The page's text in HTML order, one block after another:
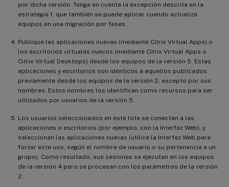
por dicha versión. Tenga en cuenta la excepción descrita en la
estrategia 1, que también se puede aplicar cuando actualiza
equipos en una migración por fases.
Publique las aplicaciones nuevas (mediante Citrix Virtual Apps) o
los escritorios virtuales nuevos (mediante Citrix Virtual Apps o
Citrix Virtual Desktops) desde los equipos de la versión 5. Estas
aplicaciones y escritorios son idénticos a aquellos publicados
previamente desde los equipos de la versión 2, excepto por sus
nombres. Estos nombres los identifican como recursos para ser
utilizados por usuarios de la versión 5.
Los usuarios seleccionados en este lote se conectan a las
aplicaciones o escritorios (por ejemplo, con la Interfaz Web), y
seleccionan las aplicaciones nuevas (utilice la Interfaz Web para
forzar este uso, según el nombre de usuario o su pertenencia a un
grupo). Como resultado, sus sesiones se ejecutan en los equipos
de la versión 4 pero se procesan con los parámetros de la versión
2.